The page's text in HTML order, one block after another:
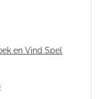
en Vind Spel